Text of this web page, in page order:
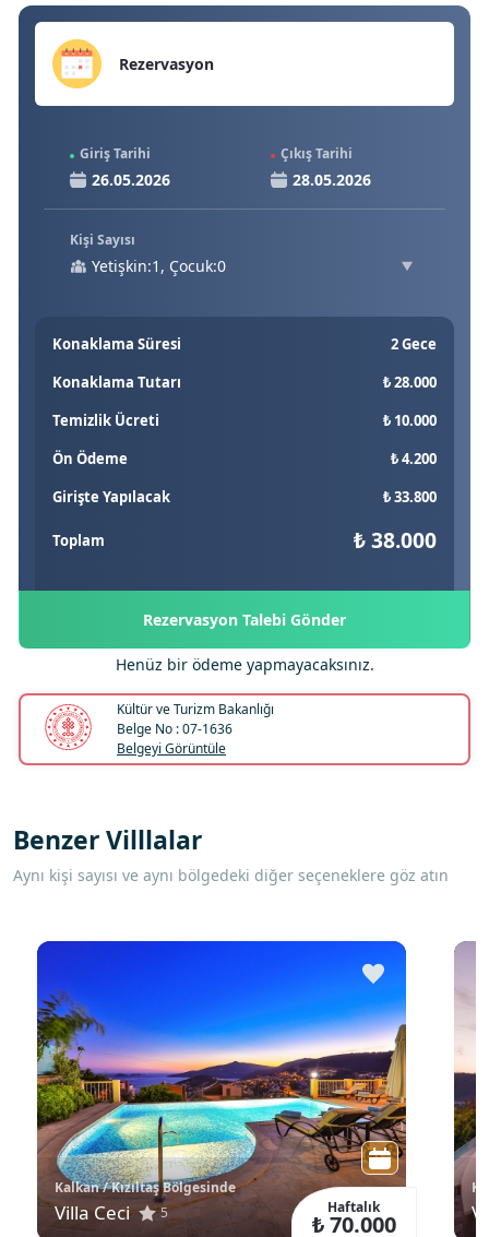
Rezervasyon
Giriş Tarihi Çıkış Tarihi
Kişi Sayısı
Yetişkin:1, Çocuk:0
Konaklama Süresi
2 Gece
Konaklama Tutarı
₺ 28.000
Temizlik Ücreti
₺ 10.000
Ön Ödeme
₺ 4.200
Girişte Yapılacak
₺ 33.800
Toplam ₺ 38.000
Rezervasyon Talebi Gönder
Henüz bir ödeme yapmayacaksınız.
Kültür ve Turizm Bakanlığı
Belge No : 07-1636
Belgeyi Görüntüle
Benzer Villlalar
Aynı kişi sayısı ve aynı bölgedeki diğer seçeneklere göz atın
Kalkan / Kızıltaş Bölgesinde
Villa Ceci 5 Haftalık
₺ 70.000